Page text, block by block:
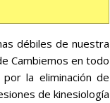
débiles de nuestra
Cambiemos en todo
la eliminación de
de kinesiología